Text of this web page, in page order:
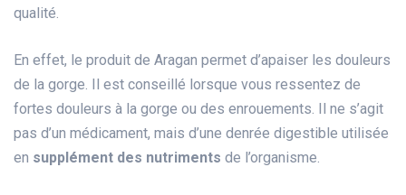
qualité.
En effet, le produit de Aragan permet d’apaiser les douleurs
de la gorge. Il est conseillé lorsque vous ressentez de
fortes douleurs à la gorge ou des enrouements. Il ne s’agit
pas d’un médicament, mais d’une denrée digestible utilisée
en supplément des nutriments de l’organisme.